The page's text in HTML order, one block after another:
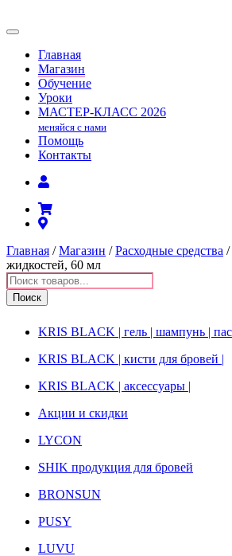
Главная
Магазин
Обучение
Уроки
МАСТЕР-КЛАСС 2026
меняйся с нами
Помощь
Контакты
Главная /Магазин /Расходные средства /
жидкостей, 60 мл
Поиск
товаров
Поиск
KRIS BLACK | гель | шампунь |
KRIS BLACK | кисти для бровей |
KRIS BLACK | аксессуары |
Акции и скидки
LYCON
SHIK продукция для бровей
BRONSUN
PUSY
LUVU